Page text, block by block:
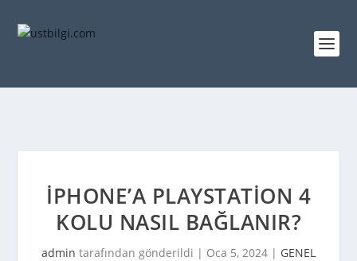
IPHONE’A PLAYSTATION 4
KOLU NASIL BAĞLANIR?
admin tarafından gönderildi | Oca 5, 2024 | GENEL